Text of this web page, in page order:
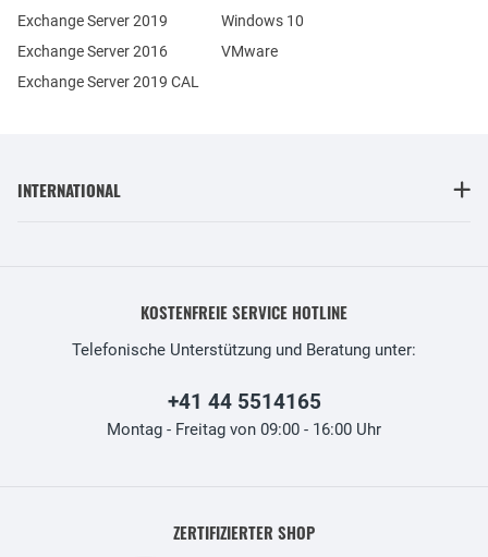
Exchange Server 2019
Exchange Server 2016
Exchange Server 2019 CAL
Windows 10
VMware
INTERNATIONAL
KOSTENFREIE SERVICE HOTLINE
Telefonische Unterstützung und Beratung unter:
+41 44 5514165
Montag - Freitag von 09:00 - 16:00 Uhr
ZERTIFIZIERTER SHOP